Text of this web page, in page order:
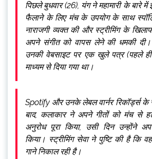
पिछले बुधवार (26), यंग ने महामारी के बारे
फैलाने के लिए मंच के उपयोग के साथ
नाराजगी व्यक्त की और स्ट्रीमिंग के
अपने संगीत को वापस लेने की धमकी
उनकी वेबसाइट पर एक खुले पत्र (पहले ही
माध्यम से दिया गया था।
Spotify और उनके लेबल वार्नर रिकॉर्ड्स
बाद, कलाकार ने अपने गीतों को मंच से
अनुरोध पूरा किया, उसी दिन उन्होंने
किया। स्ट्रीमिंग सेवा ने पुष्टि की है कि
गाने निकाल रही है।